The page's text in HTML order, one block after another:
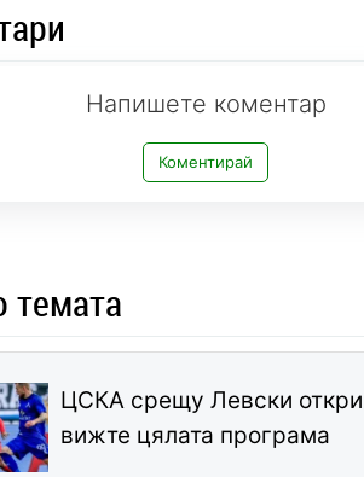
Напишете коментар
Коментирай
ЦСКА срещу Левски
вижте цялата програма